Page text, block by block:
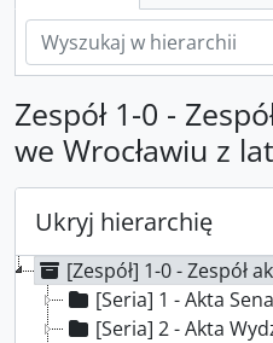
Zespół 1-0 -
we Wrocławiu z
Ukryj hierarchię
[Zespół] 1-0 - Zespół akt
[Seria] 1 - Akta
[Seria] 2 - Akta